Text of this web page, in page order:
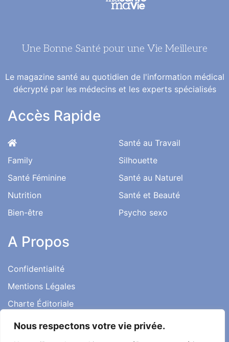
Nous respectons votre vie privée.
Une Bonne Santé pour une Vie Meilleure
Le magazine santé au quotidien de l'information médical
décrypté par les médecins et les experts spécialisés
Accès Rapide
Family
Santé Féminine
Nutrition
Bien-être
Santé au Travail
Silhouette
Santé au Naturel
Santé et Beauté
Psycho sexo
A Propos
Confidentialité
Mentions Légales
Charte Éditoriale
Conditions d’utilisation